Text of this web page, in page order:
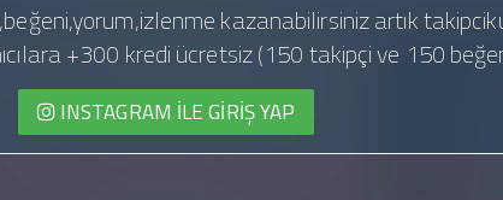
kazanabilirsiniz artık
+300 kredi ücretsiz (150 takipçi ve 150
INSTAGRAM İLE GIRIŞ YAP